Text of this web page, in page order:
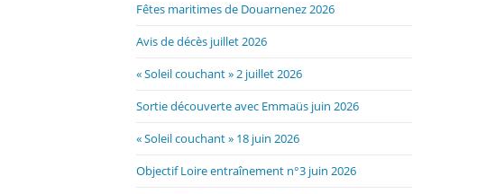
Fêtes maritimes de Douarnenez 2026
Avis de décès juillet 2026
« Soleil couchant » 2 juillet 2026
Sortie découverte avec Emmaüs juin 2026
« Soleil couchant » 18 juin 2026
Objectif Loire entraînement n°3 juin 2026